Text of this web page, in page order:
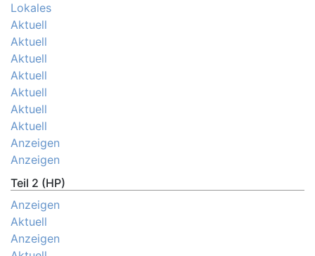
Lokales
Aktuell
Aktuell
Aktuell
Aktuell
Aktuell
Aktuell
Aktuell
Anzeigen
Anzeigen
Teil 2 (HP)
Anzeigen
Aktuell
Anzeigen